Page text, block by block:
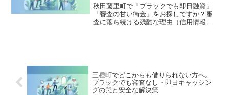
秋田藤里町で「ブラックでも即日融資」
「審査の甘い街金」をお探しですか？審
査に落ち続ける残酷な理由（信用情報と
る無料相談窓口をご案内します。
三種町でどこからも借りられない方へ。
ブラックでも審査なし・即日キャッシン
グの罠と安全な解決策